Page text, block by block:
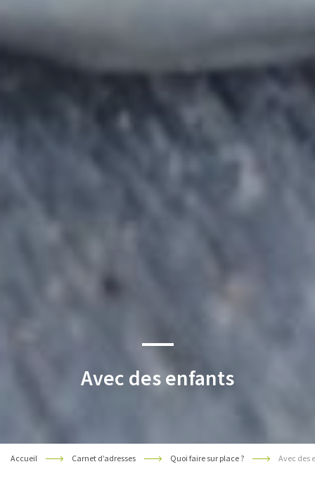
Avec des enfants
Accueil Carnet d’adresses Quoi faire sur place ? Avec des